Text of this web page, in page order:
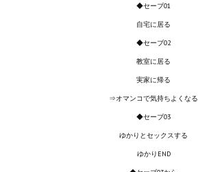
Apella CBBE SSE BodySlide (with Physics)
Kitana CBBE SSE BodySlide (with Physics)
◆セーブ01
自宅に居る
◆セーブ02
教室に居る
実家に帰る
⇒オマンコで気持ちよくなる
◆セーブ03
ゆかりとセックスする
ゆかりEND